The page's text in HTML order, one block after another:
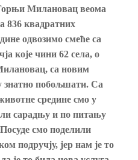
Милановац веома
836 квадратних
одвозимо смеће са
које чини 62 села, о
са новим
знатно побољшати. Са
средине смо у
сарадњу и по питању
смо поделили
подручју, јер нам је то